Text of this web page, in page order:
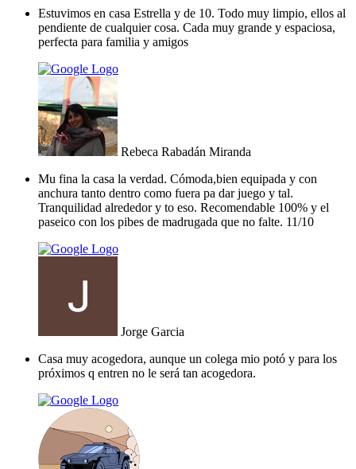
Estuvimos en casa Estrella y de 10. Todo muy limpio, ellos al
pendiente de cualquier cosa. Cada muy grande y espaciosa,
perfecta para familia y amigos
Rebeca Rabadán Miranda
Mu fina la casa la verdad. Cómoda,bien equipada y con
anchura tanto dentro como fuera pa dar juego y tal.
Tranquilidad alrededor y to eso. Recomendable 100% y el
paseico con los pibes de madrugada que no falte. 11/10
Jorge Garcia
Casa muy acogedora, aunque un colega mio potó y para los
próximos q entren no le será tan acogedora.